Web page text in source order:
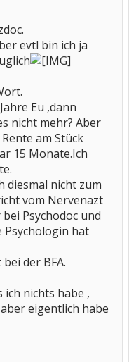
evtl bin ich ja
Eu ,dann
nicht mehr? Aber
am Stück
15 Monate.Ich
diesmal nicht zum
vom Nervenazt
Psychodoc und
Psychologin hat
der BFA.
ich nichts habe ,
eigentlich habe